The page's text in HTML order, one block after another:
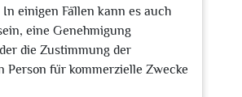
einigen Fällen kann es auch
eine Genehmigung
die Zustimmung der
Person für kommerzielle Zwecke